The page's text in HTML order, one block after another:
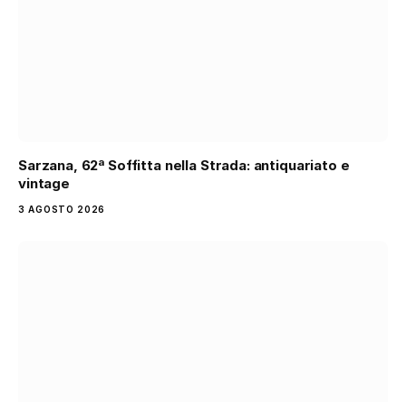
Sarzana, 62ª Soffitta nella Strada: antiquariato e
vintage
3 AGOSTO 2026